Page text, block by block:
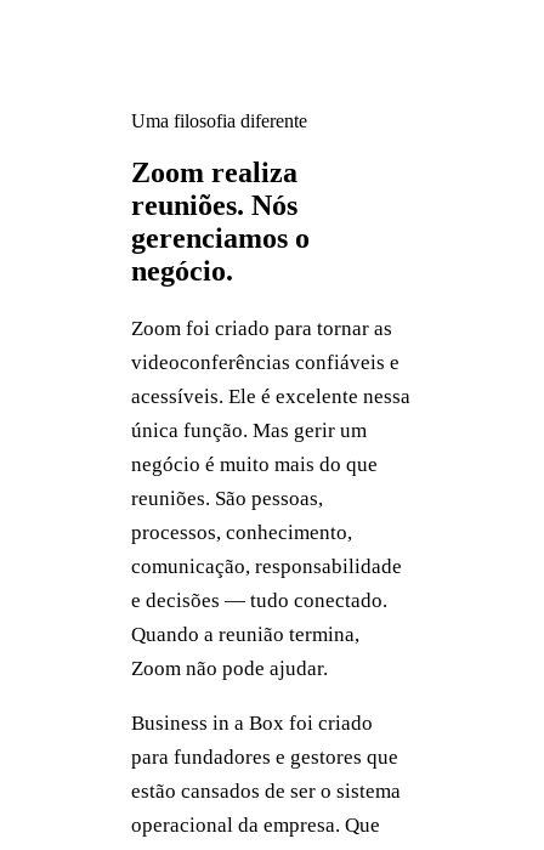
Uma filosofia diferente
Zoom realiza
reuniões. Nós
gerenciamos o
negócio.
Zoom foi criado para tornar as
videoconferências confiáveis e
acessíveis. Ele é excelente nessa
única função. Mas gerir um
negócio é muito mais do que
reuniões. São pessoas,
processos, conhecimento,
comunicação, responsabilidade
e decisões — tudo conectado.
Quando a reunião termina,
Zoom não pode ajudar.
Business in a Box foi criado
para fundadores e gestores que
estão cansados de ser o sistema
operacional da empresa. Que